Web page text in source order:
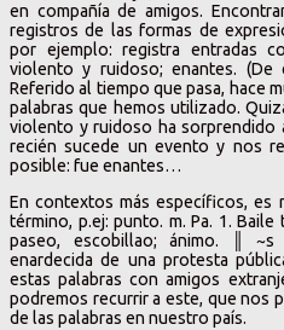
en compañía de amigos.
registros de las formas de
por ejemplo: registra entradas
violento y ruidoso; enantes. (De
Referido al tiempo que pasa, hace
palabras que hemos utilizado.
violento y ruidoso ha sorprendido
recién sucede un evento y nos
posible: fue enantes…
En contextos más específicos,
término, p.ej: punto. m. Pa. 1.
paseo, escobillao; ánimo. ║ ~s
enardecida de una protesta
estas palabras con amigos
podremos recurrir a este, que nos
de las palabras en nuestro país.